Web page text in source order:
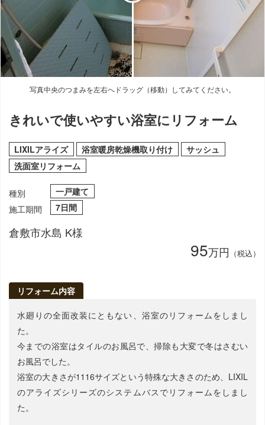
写真中央のつまみを左右へドラッグ（移動）してみてください。
きれいで使いやすい浴室にリフォーム
LIXILアライズ 浴室暖房乾燥機取り付け
サッシュ
洗面室リフォーム
種別
一戸建て
施工期間
7日間
倉敷市水島 K様
95万円 （税込）
リフォーム内容
水廻りの全面改装にともない、浴室のリフォームをしまし
た。
今までの浴室はタイルのお風呂で、掃除も大変で冬はさむい
お風呂でした。
浴室の大きさが1116サイズという特殊な大きさのため、LIXIL
のアライズシリーズのシステムバスでリフォームをしまし
た。